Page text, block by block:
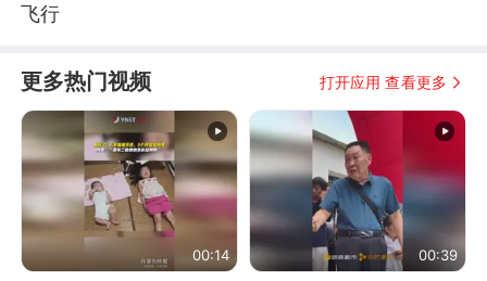
飞行
更多热门视频 打开应用 查看更多
00:14 00:39